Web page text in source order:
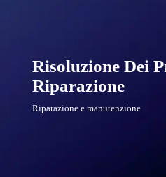
Risoluzione Dei
Riparazione
Riparazione e manutenzione